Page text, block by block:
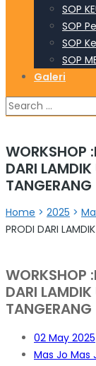
SOP
SOP
SOP
SOP
Galeri
Search
for:
WORKSHOP
DARI
TANGERANG
Home > 2025 >
PRODI DARI
WORKSHOP
DARI
TANGERANG
02 May 2025
Mas Jo Mas